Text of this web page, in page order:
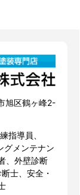
旭区鶴ヶ峰2-
指導員、
グメンテナン
、外壁診断
士、安全・